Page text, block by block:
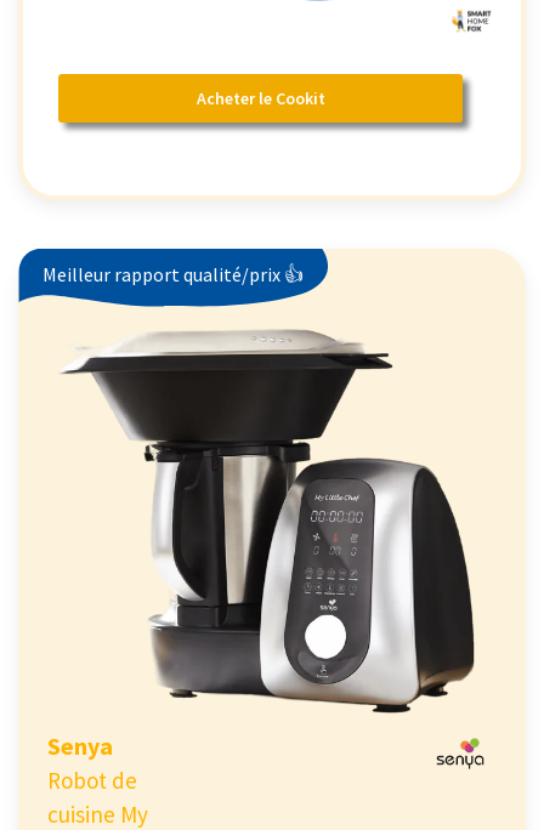
Acheter le Cookit
Meilleur rapport qualité/prix 👍
Senya
Robot de
cuisine My